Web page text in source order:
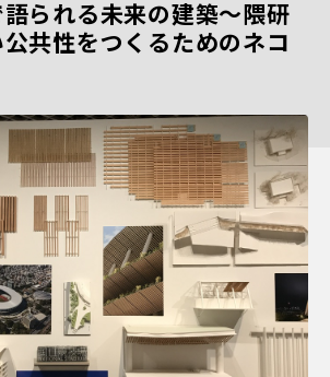
られる未来の建築〜隈研
共性をつくるためのネコ